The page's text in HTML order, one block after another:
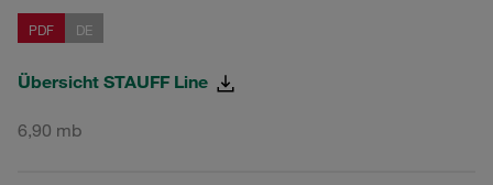
PDF DE
Übersicht STAUFF Line
6,90 mb